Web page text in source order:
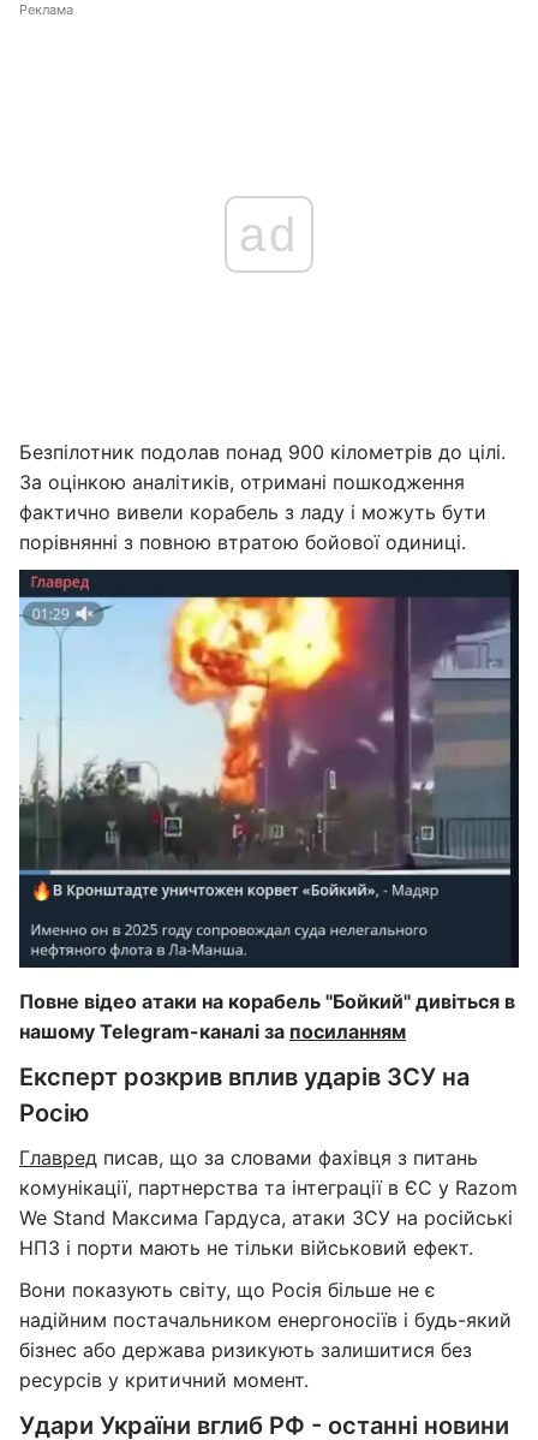
Реклама
ad
Безпілотник подолав понад 900 кілометрів до цілі.
За оцінкою аналітиків, отримані пошкодження
фактично вивели корабель з ладу і можуть бути
порівнянні з повною втратою бойової одиниці.
Повне відео атаки на корабель "Бойкий" дивіться в
нашому Telegram-каналі за посиланням
Експерт розкрив вплив ударів ЗСУ на
Росію
Главред писав, що за словами фахівця з питань
комунікації, партнерства та інтеграції в ЄС у Razom
We Stand Максима Гардуса, атаки ЗСУ на російські
НПЗ і порти мають не тільки військовий ефект.
Вони показують світу, що Росія більше не є
надійним постачальником енергоносіїв і будь-який
бізнес або держава ризикують залишитися без
ресурсів у критичний момент.
Удари України вглиб РФ - останні новини